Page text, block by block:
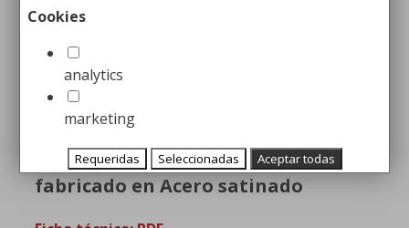
Jabonera Rejilla
Rectangular Satinada
14,99€
Jabonera rejilla rectangular
fabricado en Acero satinado
Cookies
analytics
marketing
Requeridas Seleccionadas Aceptar todas